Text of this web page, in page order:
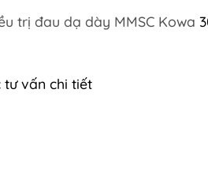
trị đau dạ dày MMSC Kowa
tư vấn chi tiết